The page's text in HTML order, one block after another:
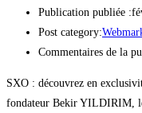
Publication publiée :
Post category:
Commentaires de la
SXO : découvrez en
fondateur Bekir YILDIRIM,